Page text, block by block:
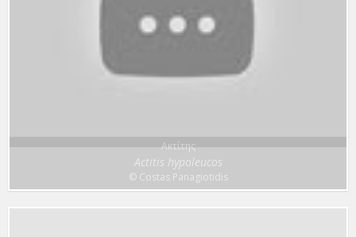
Ακτίτης
Actitis hypoleucos
© Costas Panagiotidis